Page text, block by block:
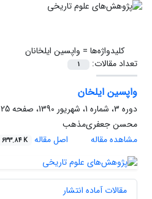
کلیدواژه‌ها = واپسین ایلخانان
تعداد مقالات:
1
واپسین ایلخان
دوره 3، شماره 1، شهریور 1390، صفحه
25-34
محسن جعفری‌مذهب
مشاهده مقاله
اصل مقاله 633.84 K
مقالات آماده انتشار